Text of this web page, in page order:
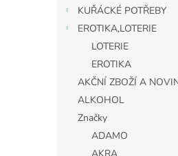
KUŘÁCKÉ POTŘEBY
EROTIKA,LOTERIE
LOTERIE
EROTIKA
AKČNÍ ZBOŽÍ A
ALKOHOL
Značky
ADAMO
AKRA